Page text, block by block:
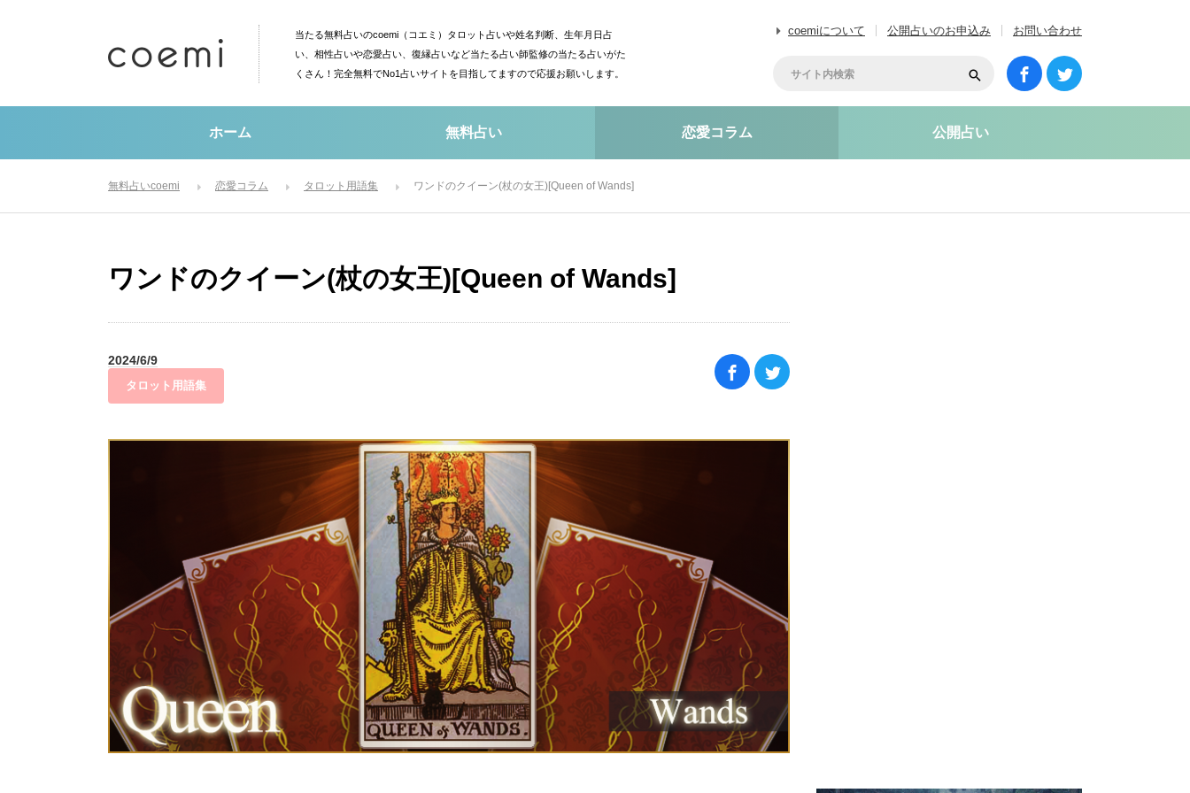
当たる無料占いのcoemi（コエミ）タロット占いや姓名判断、生年月日占
い、相性占いや恋愛占い、復縁占いなど当たる占い師監修の当たる占いがた
くさん！完全無料でNo1占いサイトを目指してますので応援お願いします。
coemiについて 公開占いのお申込み お問い合わせ
ホーム 無料占い 恋愛コラム 公開占い
無料占いcoemi 恋愛コラム タロット用語集 ワンドのクイーン(杖の女王)[Queen of Wands]
ワンドのクイーン(杖の女王)[Queen of Wands]
2024/6/9
タロット用語集